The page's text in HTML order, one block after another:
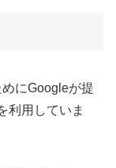
にGoogleが提
利用していま